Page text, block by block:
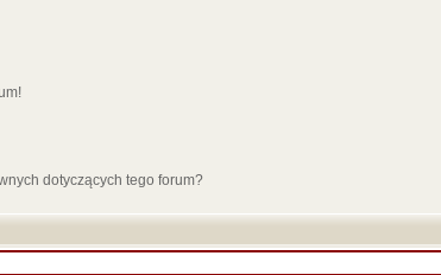
dotyczących tego forum?